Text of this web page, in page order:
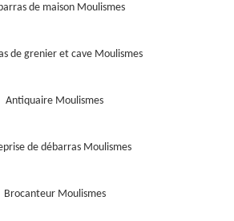
de maison Moulismes
de grenier et cave Moulismes
Antiquaire Moulismes
de débarras Moulismes
Brocanteur Moulismes